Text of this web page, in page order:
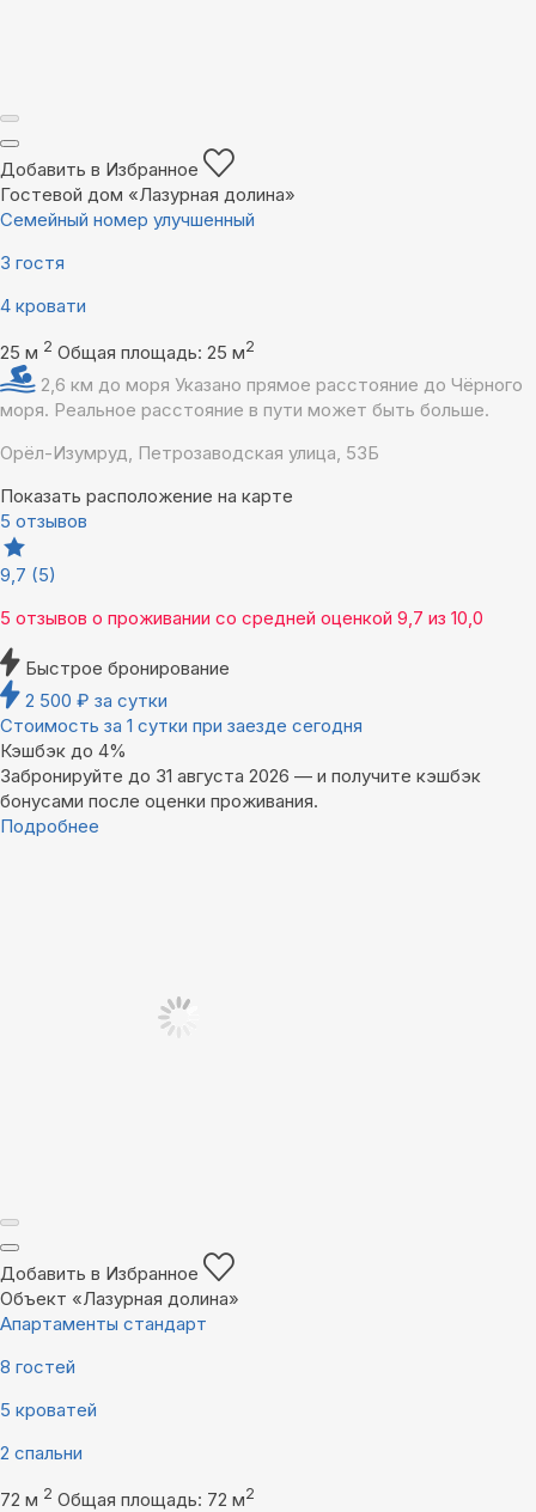
Добавить в Избранное
Гостевой дом «Лазурная долина»
Семейный номер улучшенный
3 гостя
4 кровати
25 м 2 Общая площадь: 25 м2
2,6 км до моря Указано прямое расстояние до Чёрного
моря. Реальное расстояние в пути может быть больше.
Орёл-Изумруд, Петрозаводская улица, 53Б
Показать расположение на карте
5 отзывов
9,7 (5)
5 отзывов о проживании со средней оценкой 9,7 из 10,0
Быстрое бронирование
2 500 ₽ за сутки
Стоимость за 1 сутки при заезде сегодня
Кэшбэк до 4%
Забронируйте до 31 августа 2026 — и получите кэшбэк
бонусами после оценки проживания.
Подробнее
Добавить в Избранное
Объект «Лазурная долина»
Апартаменты стандарт
8 гостей
5 кроватей
2 спальни
72 м 2 Общая площадь: 72 м2